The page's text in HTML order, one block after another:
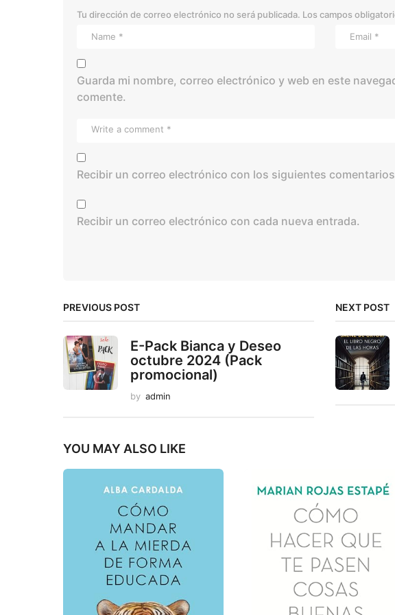
Tu dirección de correo electrónico no será publicada. Los campos
Guarda mi nombre, correo electrónico y web en este
comente.
Recibir un correo electrónico con los siguientes
Recibir un correo electrónico con cada nueva entrada.
PREVIOUS POST
E-Pack Bianca y Deseo
octubre 2024 (Pack
promocional)
by admin
NEXT POST
YOU MAY ALSO LIKE